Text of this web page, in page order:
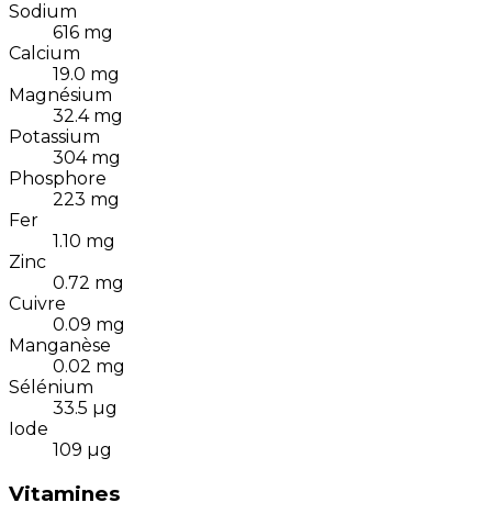
Sodium
616 mg
Calcium
19.0 mg
Magnésium
32.4 mg
Potassium
304 mg
Phosphore
223 mg
Fer
1.10 mg
Zinc
0.72 mg
Cuivre
0.09 mg
Manganèse
0.02 mg
Sélénium
33.5 µg
Iode
109 µg
Vitamines